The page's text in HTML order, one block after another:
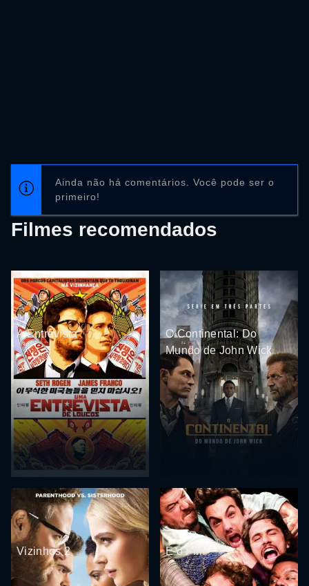
Ainda não há comentários. Você pode ser o
primeiro!
Filmes recomendados
A Entrevista
O Continental: Do
Mundo de John Wick
Vizinhos 2 É o Fim